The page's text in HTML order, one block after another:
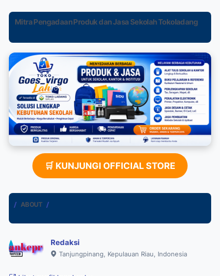
Mitra Pengadaan Produk dan Jasa Sekolah Tokoladang
🛒 KUNJUNGI OFFICIAL STORE
ABOUT
Redaksi
Tanjungpinang, Kepulauan Riau, Indonesia